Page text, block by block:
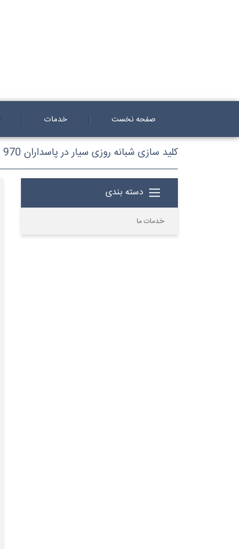
صفحه نخست خدمات
کلید سازی شبانه روزی سیار در پاسداران 970 0919 0912
دسته بندی
خدمات ما